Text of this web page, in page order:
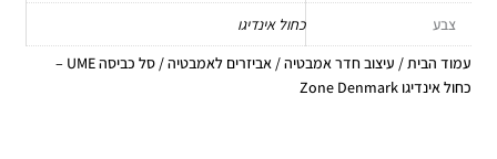
עמוד הבית/ עיצוב חדר אמבטיה/ אביזרים לאמבטיה
/ סל כביסה UME –
כחול אינדיגו Zone Denmark
צבע כחול אינדיגו